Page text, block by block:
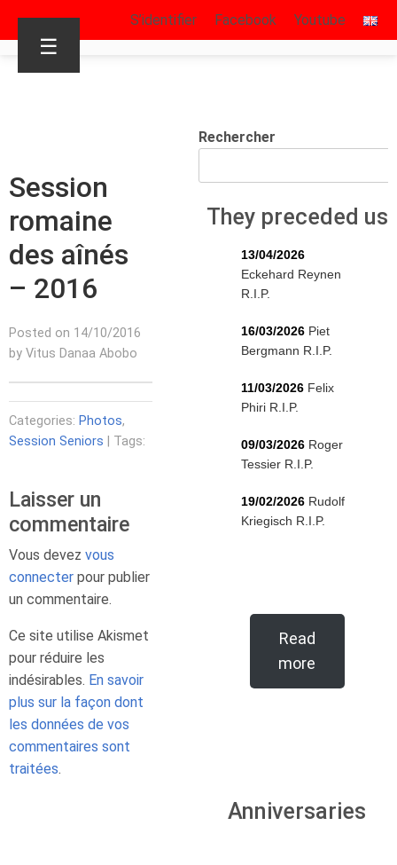
S’identifier Facebook Youtube
☰
Session
romaine
des aînés
– 2016
Posted on 14/10/2016
by Vitus Danaa Abobo
Categories: Photos,
Session Seniors | Tags:
Laisser un
commentaire
Vous devez vous
connecter pour publier
un commentaire.
Ce site utilise Akismet
pour réduire les
indésirables. En savoir
plus sur la façon dont
les données de vos
commentaires sont
traitées.
Rechercher
They preceded us
13/04/2026
Eckehard Reynen
R.I.P.
16/03/2026 Piet
Bergmann R.I.P.
11/03/2026 Felix
Phiri R.I.P.
09/03/2026 Roger
Tessier R.I.P.
19/02/2026 Rudolf
Kriegisch R.I.P.
Read
more
Anniversaries